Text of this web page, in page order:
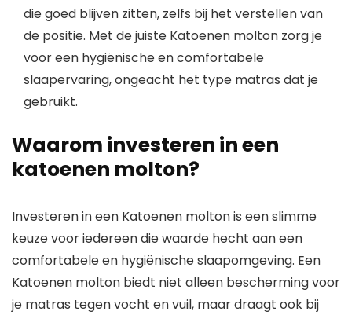
die goed blijven zitten, zelfs bij het verstellen van
de positie. Met de juiste Katoenen molton zorg je
voor een hygiënische en comfortabele
slaapervaring, ongeacht het type matras dat je
gebruikt.
Waarom investeren in een
katoenen molton?
Investeren in een Katoenen molton is een slimme
keuze voor iedereen die waarde hecht aan een
comfortabele en hygiënische slaapomgeving. Een
Katoenen molton biedt niet alleen bescherming voor
je matras tegen vocht en vuil, maar draagt ook bij